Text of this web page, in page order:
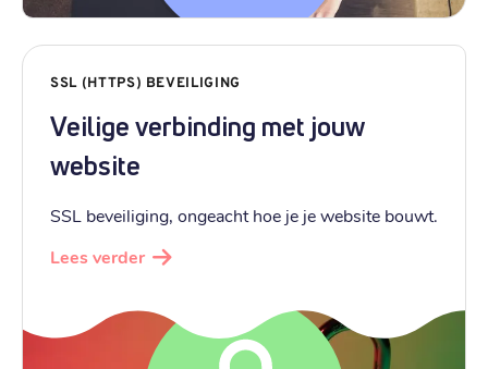
SSL (HTTPS) BEVEILIGING
Veilige verbinding met jouw
website
SSL beveiliging, ongeacht hoe je je website bouwt.
Lees verder